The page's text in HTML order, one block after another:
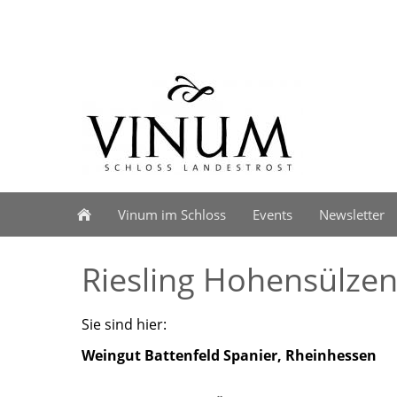
Vinum im Schloss Events Newsletter
Riesling Hohensülzen
Sie sind hier:
Weingut Battenfeld Spanier, Rheinhessen